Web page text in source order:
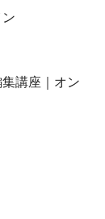
講座｜オン